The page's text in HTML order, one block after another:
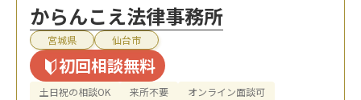
からんこえ法律事務所
宮城県 仙台市
初回相談無料
土日祝の相談OK 来所不要
オンライン面談可